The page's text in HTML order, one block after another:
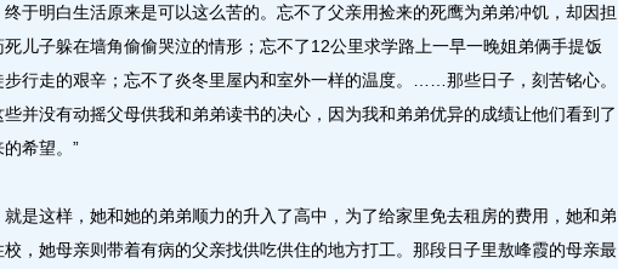
终于明白生活原来是可以这么苦的。忘不了父亲用捡来的死鹰为弟弟冲饥，却因担
死儿子躲在墙角偷偷哭泣的情形；忘不了12公里求学路上一早一晚姐弟俩手提饭
步行走的艰辛；忘不了炎冬里屋内和室外一样的温度。……那些日子，刻苦铭心。
些并没有动摇父母供我和弟弟读书的决心，因为我和弟弟优异的成绩让他们看到了
的希望。”
这样，她和她的弟弟顺力的升入了高中，为了给家里免去租房的费用，她和弟
校，她母亲则带着有病的父亲找供吃供住的地方打工。那段日子里敖峰霞的母亲最